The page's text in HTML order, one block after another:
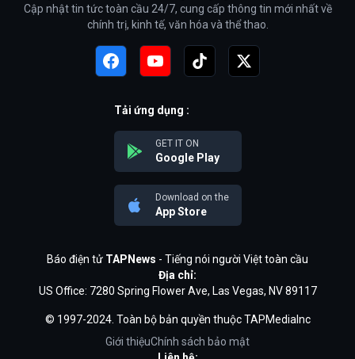
Cập nhật tin tức toàn cầu 24/7, cung cấp thông tin mới nhất về
chính trị, kinh tế, văn hóa và thể thao.
Tải ứng dụng :
GET IT ON
Google Play
Download on the
App Store
Báo điện tử TAPNews - Tiếng nói người Việt toàn cầu
Địa chỉ:
US Office: 7280 Spring Flower Ave, Las Vegas, NV 89117
© 1997-2024. Toàn bộ bản quyền thuộc TAPMediaInc
Giới thiệuChính sách bảo mật